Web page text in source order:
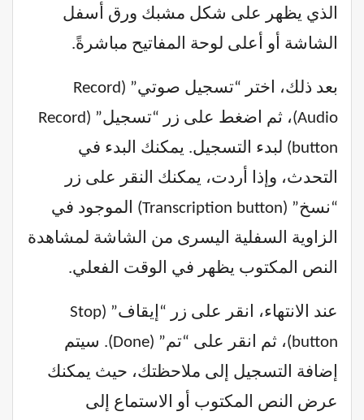
الذي يظهر على شكل مشبك ورق أسفل
الشاشة أو أعلى لوحة المفاتيح مباشرةً.
بعد ذلك، اختر “تسجيل صوتي” (Record
Audio)، ثم اضغط على زر “تسجيل” (Record
button) لبدء التسجيل. يمكنك البدء في
التحدث، وإذا أردت، يمكنك النقر على زر
“نسخ” (Transcription button) الموجود في
الزاوية السفلية اليسرى من الشاشة لمشاهدة
النص المكتوب يظهر في الوقت الفعلي.
عند الانتهاء، انقر على زر “إيقاف” (Stop
button)، ثم انقر على “تم” (Done). سيتم
إضافة التسجيل إلى ملاحظتك، حيث يمكنك
عرض النص المكتوب أو الاستماع إلى